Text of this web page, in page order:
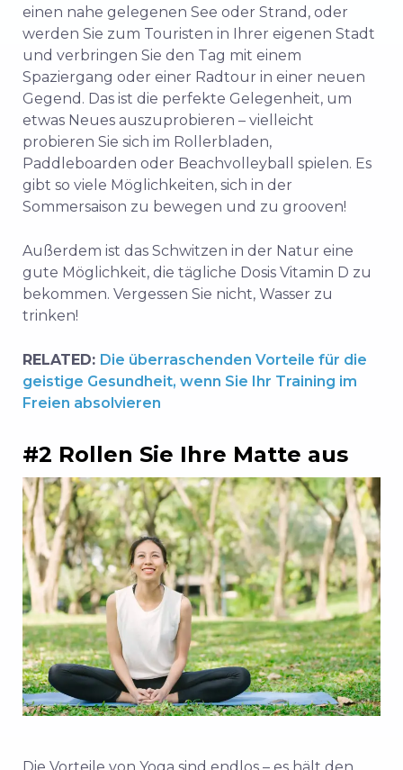
einen nahe gelegenen See oder Strand, oder
werden Sie zum Touristen in Ihrer eigenen Stadt
und verbringen Sie den Tag mit einem
Spaziergang oder einer Radtour in einer neuen
Gegend. Das ist die perfekte Gelegenheit, um
etwas Neues auszuprobieren – vielleicht
probieren Sie sich im Rollerbladen,
Paddleboarden oder Beachvolleyball spielen. Es
gibt so viele Möglichkeiten, sich in der
Sommersaison zu bewegen und zu grooven!
Außerdem ist das Schwitzen in der Natur eine
gute Möglichkeit, die tägliche Dosis Vitamin D zu
bekommen. Vergessen Sie nicht, Wasser zu
trinken!
RELATED: Die überraschenden Vorteile für die
geistige Gesundheit, wenn Sie Ihr Training im
Freien absolvieren
#2 Rollen Sie Ihre Matte aus